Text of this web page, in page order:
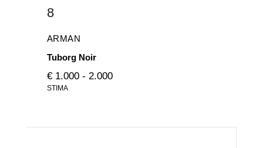
8
ARMAN
Tuborg Noir
€ 1.000 - 2.000
STIMA